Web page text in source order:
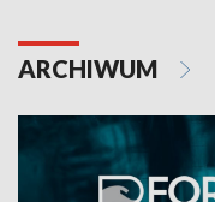
ARCHIWUM